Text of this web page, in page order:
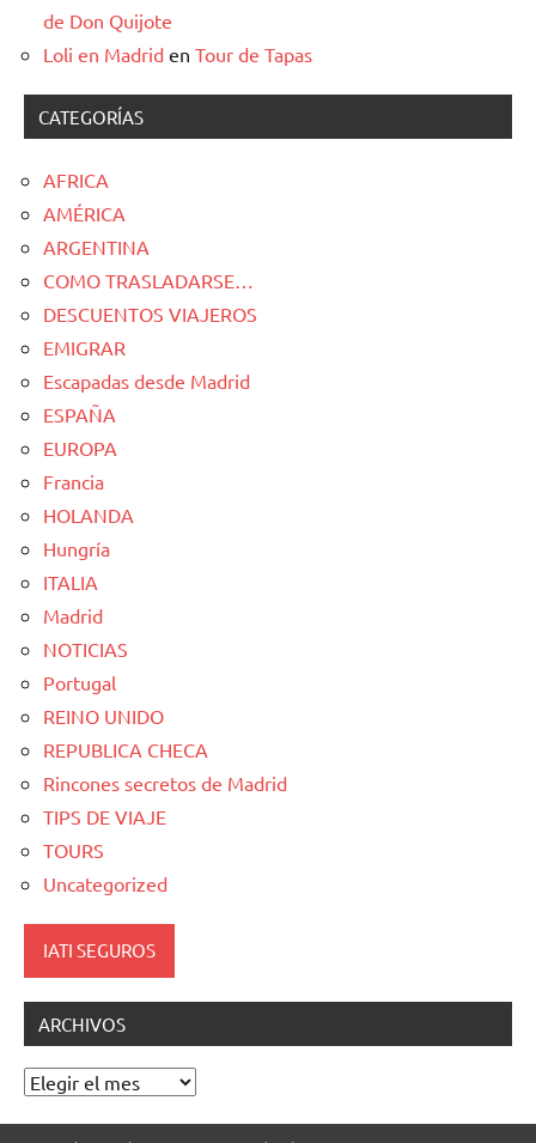
de Don Quijote
Loli en Madrid en Tour de Tapas
CATEGORÍAS
AFRICA
AMÉRICA
ARGENTINA
COMO TRASLADARSE…
DESCUENTOS VIAJEROS
EMIGRAR
Escapadas desde Madrid
ESPAÑA
EUROPA
Francia
HOLANDA
Hungría
ITALIA
Madrid
NOTICIAS
Portugal
REINO UNIDO
REPUBLICA CHECA
Rincones secretos de Madrid
TIPS DE VIAJE
TOURS
Uncategorized
IATI SEGUROS
ARCHIVOS
Archivos